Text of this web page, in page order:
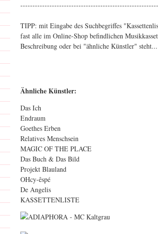
TIPP: mit Eingabe des Suchbegriffes
fast alle im Online-Shop befindlichen
Beschreibung oder bei "ähnliche Künstler" steht...
Ähnliche Künstler:
Das Ich
Endraum
Goethes Erben
Relatives Menschsein
MAGIC OF THE PLACE
Das Buch & Das Bild
Projekt Blauland
OHcy-êspé
De Angelis
KASSETTENLISTE